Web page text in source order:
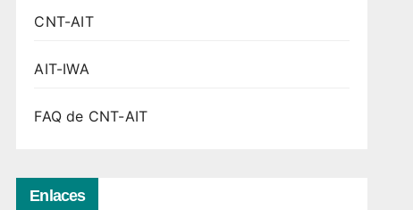
CNT-AIT
AIT-IWA
FAQ de CNT-AIT
Enlaces